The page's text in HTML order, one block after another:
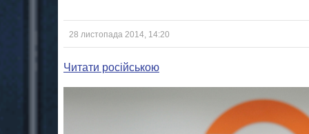
28 листопада 2014, 14:20
Читати російською